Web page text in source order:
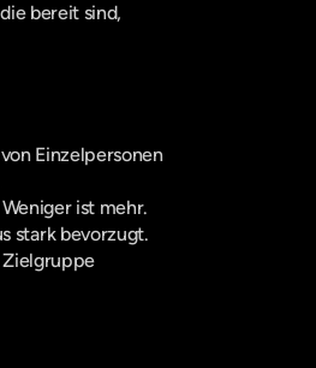
bereit sind,
Einzelpersonen
ist mehr.
stark bevorzugt.
Zielgruppe